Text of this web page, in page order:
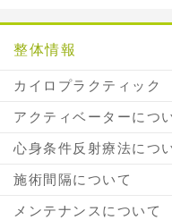
整体情報
カイロプラクティック
アクティベーターにつ
心身条件反射療法につ
施術間隔について
メンテナンスについて